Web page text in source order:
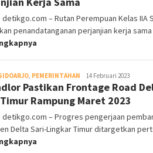
detikgo.com – Rutan Perempuan Kelas IIA
penandatanganan perjanjian kerja
, PEMERINTAHAN DetikGo
14 Februari 2023
Pastikan Frontage Road
Rampung Maret 2023
detikgo.com – Progres pengerjaan
Delta Sari-Lingkar Timur ditargetkan